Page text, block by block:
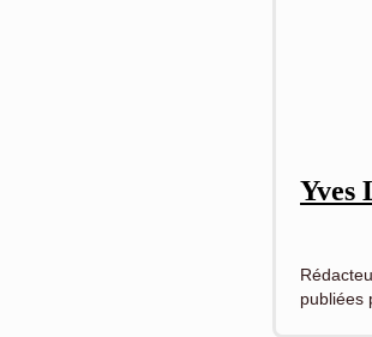
Yves
publiées